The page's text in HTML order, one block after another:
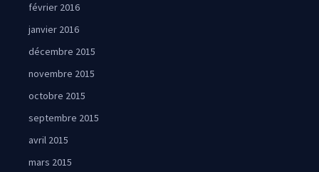
février 2016
janvier 2016
décembre 2015
novembre 2015
octobre 2015
septembre 2015
avril 2015
mars 2015